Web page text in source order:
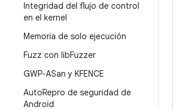
Integridad del flujo de control
en el kernel
Memoria de solo ejecución
Fuzz con libFuzzer
GWP-ASan y KFENCE
AutoRepro de seguridad de
Android